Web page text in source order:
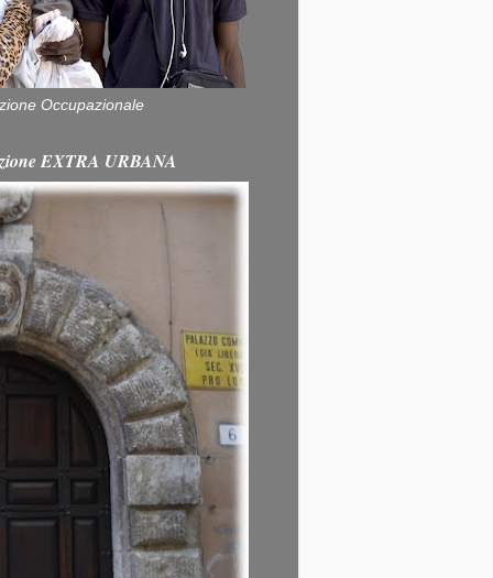
Occupazionale
EXTRA URBANA